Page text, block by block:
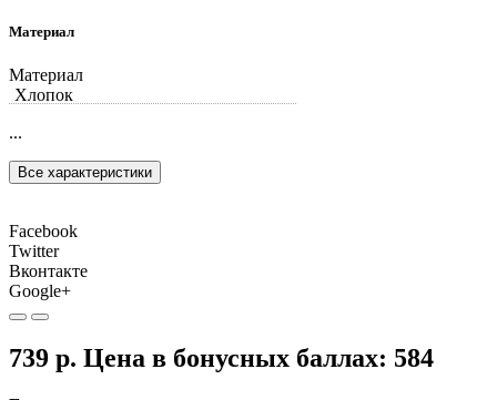
Материал
Материал
Хлопок
...
Все характеристики
Facebook
Twitter
Вконтакте
Google+
739 р. Цена в бонусных баллах: 584